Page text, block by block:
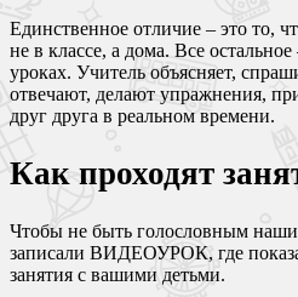
Единственное отличие – это то,
не в классе, а дома. Все
уроках. Учитель объясняет,
отвечают, делают упражнения,
друг друга в реальном времени.
Как проходят
Чтобы не быть голословным наши
записали ВИДЕОУРОК, где
занятия с вашими детьми.